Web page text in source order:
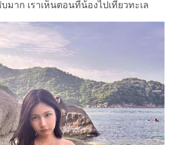
มาก เราเห็นตอนที่น้องไปเที่ยวทะเล